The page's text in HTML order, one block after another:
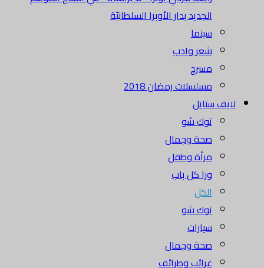
الجديد بدار الأوبرا السلطانيّة
سينما
شعر وادب
مسرح
مسلسلات رمضان 2018
لايف ستايل
توك شو
صحة وجمال
مرأة وطفل
ورا كل باب
الكل
توك شو
سيارات
صحة وجمال
غرائب وطرائف